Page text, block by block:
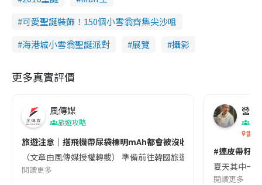
可愛聖誕裝飾！150個小雪翁齊集尖沙咀
海港城小雪翁聖誕派對
展覽 攝影
更多真實評價
風傳媒
旅遊攻略
旅遊注意｜搭飛機帶尿袋標明mAh都會被沒收😱出發前切記檢查
（文章由風傳媒授權轉載） 準備前往韓國旅遊的民眾，近期要
閱讀更多
營養
香港
#連皮帶籽
夏天其中一
閱讀更多